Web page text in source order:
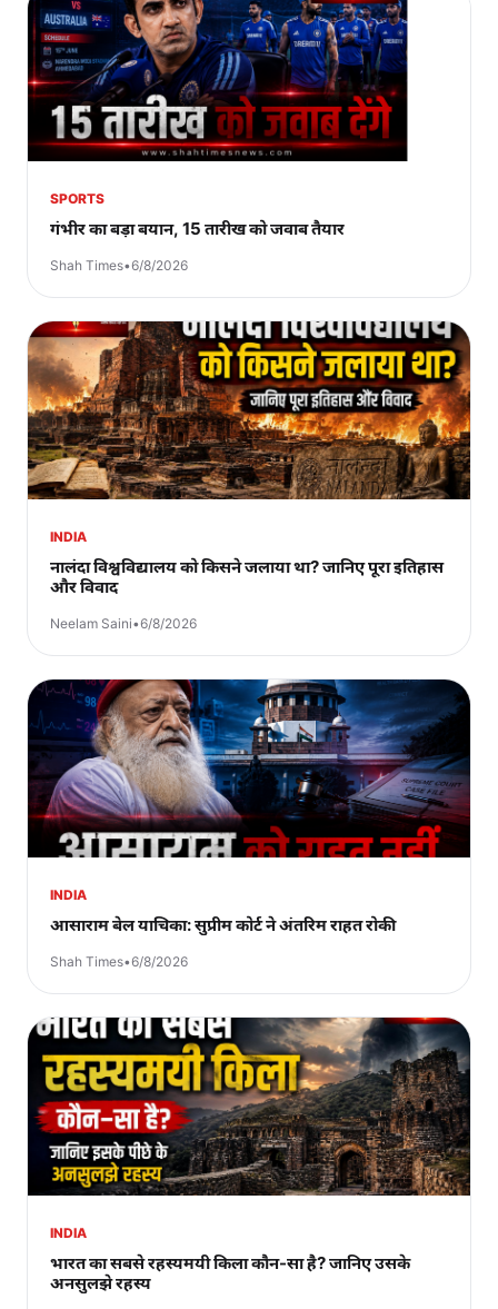
SPORTS
गंभीर का बड़ा बयान, 15 तारीख को जवाब तैयार
Shah Times•6/8/2026
INDIA
नालंदा विश्वविद्यालय को किसने जलाया था? जानिए पूरा इतिहास
और विवाद
Neelam Saini•6/8/2026
INDIA
आसाराम बेल याचिका: सुप्रीम कोर्ट ने अंतरिम राहत रोकी
Shah Times•6/8/2026
INDIA
भारत का सबसे रहस्यमयी किला कौन-सा है? जानिए उसके
अनसुलझे रहस्य